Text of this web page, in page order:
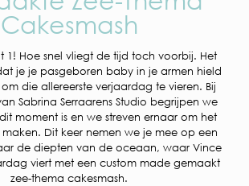
Cakesmash
1! Hoe snel vliegt de tijd toch voorbij. Het
je je pasgeboren baby in je armen hield
die allereerste verjaardag te vieren. Bij
Sabrina Serraarens Studio begrijpen we
moment is en we streven ernaar om het
Dit keer nemen we je mee op een
de diepten van de oceaan, waar Vince
viert met een custom made gemaakt
zee-thema cakesmash.